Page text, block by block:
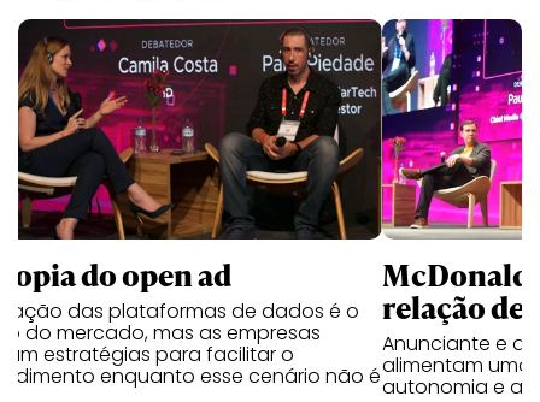
do open ad
das plataformas de dados é o
do mercado, mas as empresas
estratégias para facilitar o
enquanto esse cenário não é
relação de
Anunciante e
alimentam uma
autonomia e